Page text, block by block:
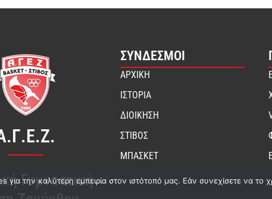
Γυμναστική
ΣΎΝΔΕΣΜΟΙ
ΑΡΧΙΚΗ
ΙΣΤΟΡΙΑ
ΔΙΟΙΚΗΣΗ
ΣΤΙΒΟΣ
ΜΠΑΣΚΕΤ
για την καλύτερη εμπειρία στον ιστότοπό μας. Εάν συνεχίσετε να το